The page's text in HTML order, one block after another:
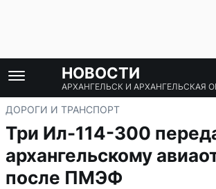
НОВОСТИ
АРХАНГЕЛЬСК И АРХАНГЕЛЬСКАЯ
ДОРОГИ И ТРАНСПОРТ
Три Ил-114-300
архангельскому
после ПМЭФ